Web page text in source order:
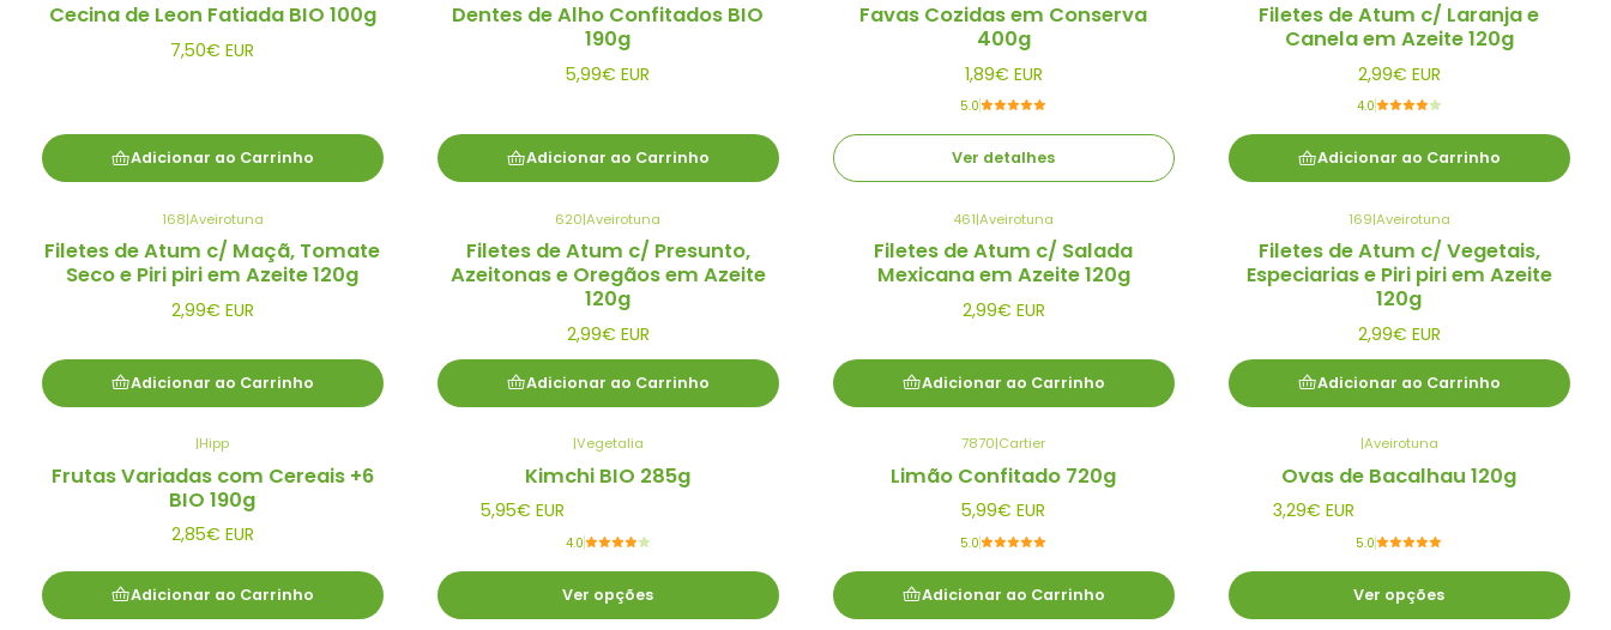
Cecina de Leon Fatiada BIO 100g
7,50€ EUR
Adicionar ao Carrinho
Dentes de Alho Confitados BIO
190g
5,99€ EUR
Adicionar ao Carrinho
Favas Cozidas em Conserva
400g
1,89€ EUR
5.0
Ver detalhes
Filetes de Atum c/ Laranja e
Canela em Azeite 120g
2,99€ EUR
4.0
Adicionar ao Carrinho
168|Aveirotuna
Filetes de Atum c/ Maçã, Tomate
Seco e Piri piri em Azeite 120g
2,99€ EUR
Adicionar ao Carrinho
620|Aveirotuna
Filetes de Atum c/ Presunto,
Azeitonas e Oregãos em Azeite
120g
2,99€ EUR
Adicionar ao Carrinho
461|Aveirotuna
Filetes de Atum c/ Salada
Mexicana em Azeite 120g
2,99€ EUR
Adicionar ao Carrinho
169|Aveirotuna
Filetes de Atum c/ Vegetais,
Especiarias e Piri piri em Azeite
120g
2,99€ EUR
Adicionar ao Carrinho
|Hipp
Frutas Variadas com Cereais +6
BIO 190g
2,85€ EUR
Adicionar ao Carrinho
|Vegetalia
Kimchi BIO 285g
5,95€ EUR
4.0
Ver opções
7870|Cartier
Limão Confitado 720g
5,99€ EUR
5.0
Adicionar ao Carrinho
|Aveirotuna
Ovas de Bacalhau 120g
3,29€ EUR
5.0
Ver opções